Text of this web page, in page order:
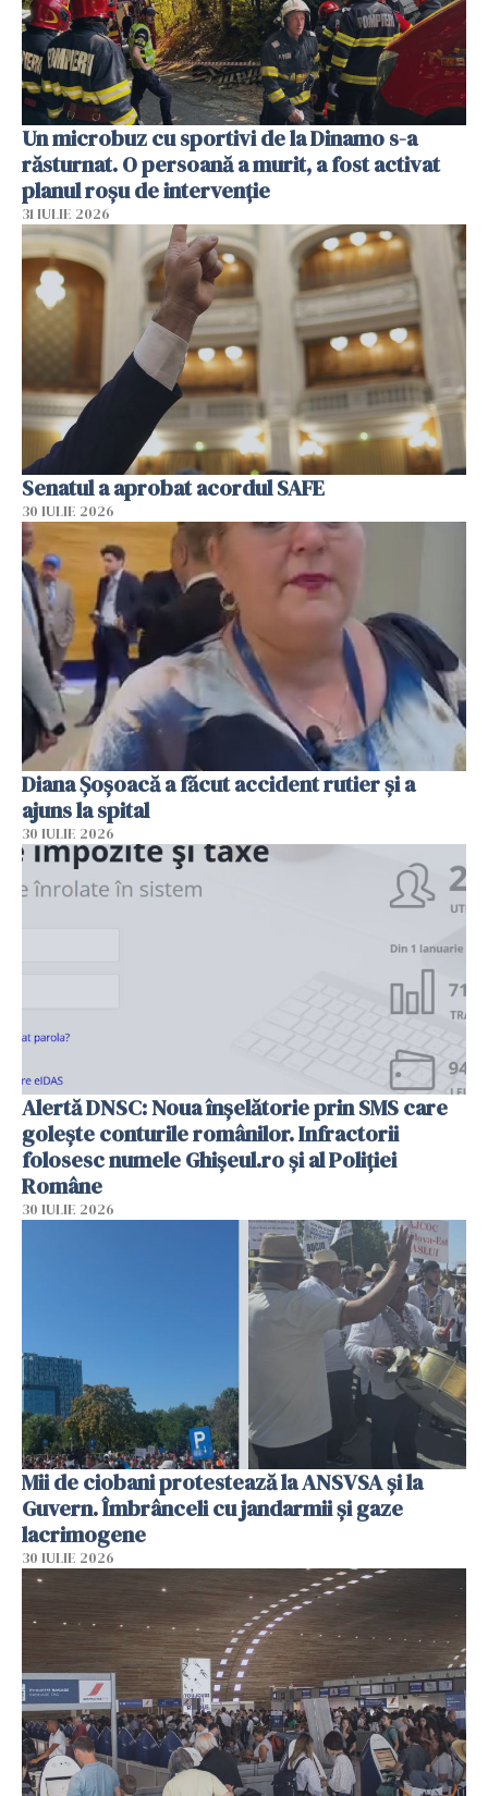
Un microbuz cu sportivi de la Dinamo s-a
răsturnat. O persoană a murit, a fost activat
planul roșu de intervenție
31 IULIE 2026
Senatul a aprobat acordul SAFE
30 IULIE 2026
Diana Șoșoacă a făcut accident rutier și a
ajuns la spital
30 IULIE 2026
Alertă DNSC: Noua înșelătorie prin SMS care
golește conturile românilor. Infractorii
folosesc numele Ghișeul.ro și al Poliției
Române
30 IULIE 2026
Mii de ciobani protestează la ANSVSA și la
Guvern. Îmbrânceli cu jandarmii și gaze
lacrimogene
30 IULIE 2026